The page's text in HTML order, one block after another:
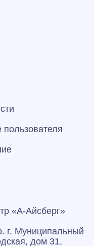
«А‑Айсберг»
г. Муниципальный
дом 31,